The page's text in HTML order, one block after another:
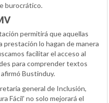
burocrático.
permitirá que aquellas
lo hagan de manera
facilitar el acceso al
para comprender textos
Bustinduy.
general de Inclusión,
Fácil' no solo mejorará el